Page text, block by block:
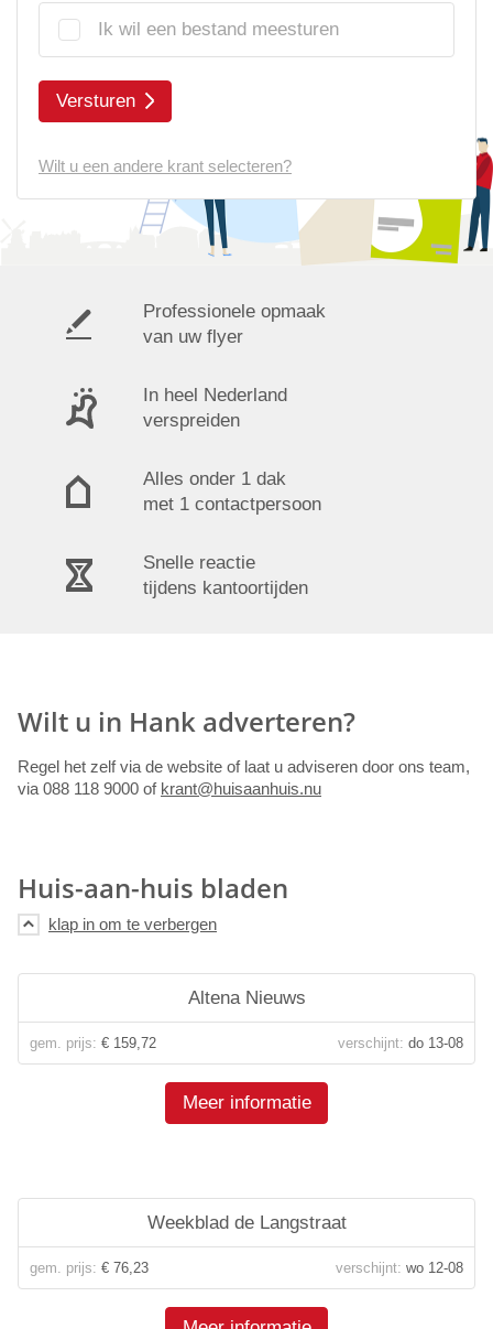
Ik wil een bestand meesturen
Versturen
Wilt u een andere krant selecteren?
Professionele opmaak
van uw flyer
In heel Nederland
verspreiden
Alles onder 1 dak
met 1 contactpersoon
Snelle reactie
tijdens kantoortijden
Wilt u in Hank adverteren?
Regel het zelf via de website of laat u adviseren door ons team,
via 088 118 9000 of krant@huisaanhuis.nu
Huis-aan-huis bladen
Altena Nieuws
gem. prijs: € 159,72 verschijnt: do 13-08
Meer informatie
Weekblad de Langstraat
gem. prijs: € 76,23 verschijnt: wo 12-08